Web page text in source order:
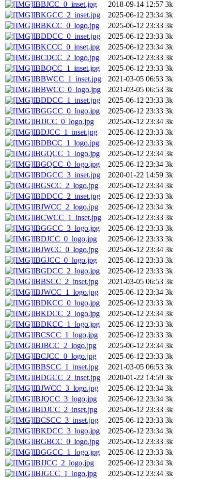
IBBJCC_0_inset.jpg 2018-09-14 12:57 3k
IBKGCC_2_inset.jpg
2025-06-12 23:34 3k
IBBKCC_0_logo.jpg
2025-06-12 23:33 3k
IBDDCC_0_inset.jpg
2025-06-12 23:33 3k
IBKCCC_0_inset.jpg
2025-06-12 23:34 3k
IBCDCC_2_logo.jpg
2025-06-12 23:33 3k
IBBQCC_1_inset.jpg
2025-06-12 23:33 3k
IBBWCC_1_inset.jpg
2021-03-05 06:53 3k
IBBWCC_0_logo.jpg
2021-03-05 06:53 3k
IBDDCC_1_inset.jpg
2025-06-12 23:33 3k
IBGGCC_0_logo.jpg
2025-06-12 23:33 3k
IBJJCC_0_logo.jpg
2025-06-12 23:34 3k
IBDJCC_1_inset.jpg
2025-06-12 23:33 3k
IBDBCC_1_logo.jpg
2025-06-12 23:33 3k
IBGQCC_1_logo.jpg
2025-06-12 23:34 3k
IBGQCC_0_logo.jpg
2025-06-12 23:34 3k
IBDGCC_3_inset.jpg
2020-01-22 14:59 3k
IBGSCC_2_logo.jpg
2025-06-12 23:34 3k
IBDDCC_2_inset.jpg
2025-06-12 23:33 3k
IBJWCC_2_logo.jpg
2025-06-12 23:34 3k
IBCWCC_1_inset.jpg
2025-06-12 23:33 3k
IBGGCC_3_logo.jpg
2025-06-12 23:33 3k
IBDJCC_0_logo.jpg
2025-06-12 23:33 3k
IBJWCC_0_logo.jpg
2025-06-12 23:34 3k
IBGJCC_0_logo.jpg
2025-06-12 23:33 3k
IBGDCC_2_logo.jpg
2025-06-12 23:33 3k
IBBSCC_2_inset.jpg
2021-03-05 06:53 3k
IBJWCC_1_logo.jpg
2025-06-12 23:34 3k
IBDKCC_0_logo.jpg
2025-06-12 23:33 3k
IBKDCC_2_logo.jpg
2025-06-12 23:34 3k
IBDKCC_1_logo.jpg
2025-06-12 23:33 3k
IBCSCC_1_logo.jpg
2025-06-12 23:33 3k
IBJBCC_2_logo.jpg
2025-06-12 23:34 3k
IBCJCC_0_logo.jpg
2025-06-12 23:33 3k
IBBSCC_1_inset.jpg
2021-03-05 06:53 3k
IBDGCC_2_inset.jpg
2020-01-22 14:59 3k
IBJWCC_3_logo.jpg
2025-06-12 23:34 3k
IBJQCC_3_logo.jpg
2025-06-12 23:34 3k
IBDJCC_2_inset.jpg
2025-06-12 23:33 3k
IBCSCC_3_inset.jpg
2025-06-12 23:33 3k
IBKDCC_3_logo.jpg
2025-06-12 23:34 3k
IBGBCC_0_logo.jpg
2025-06-12 23:33 3k
IBGGCC_1_logo.jpg
2025-06-12 23:33 3k
IBJJCC_2_logo.jpg
2025-06-12 23:34 3k
IBJGCC_1_logo.jpg
2025-06-12 23:34 3k